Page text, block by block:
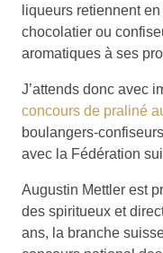
liqueurs retiennent
chocolatier ou
aromatiques à ses
J’attends donc avec
concours de praliné
boulangers-
avec la Fédération
Augustin Mettler est
des spiritueux et
ans, la branche